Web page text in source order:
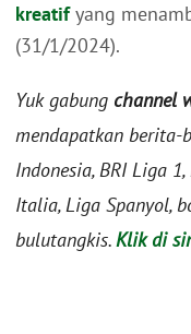
kreatifyang
(31/1/2024).
Yuk gabung channel
mendapatkan berita-
Indonesia, BRI Liga
Italia, Liga Spanyol,
bulutangkis.Klik di